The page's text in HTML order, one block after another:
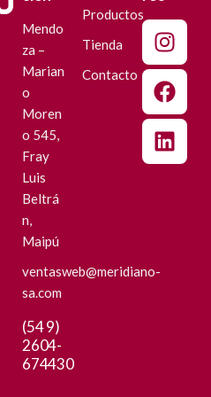
Mendo
za –
Marian
o
Moren
o 545,
Fray
Luis
Beltrá
n,
Maipú
ventasweb@meridiano-
sa.com
(54 9)
2604-
674430
Productos
Tienda
Contacto